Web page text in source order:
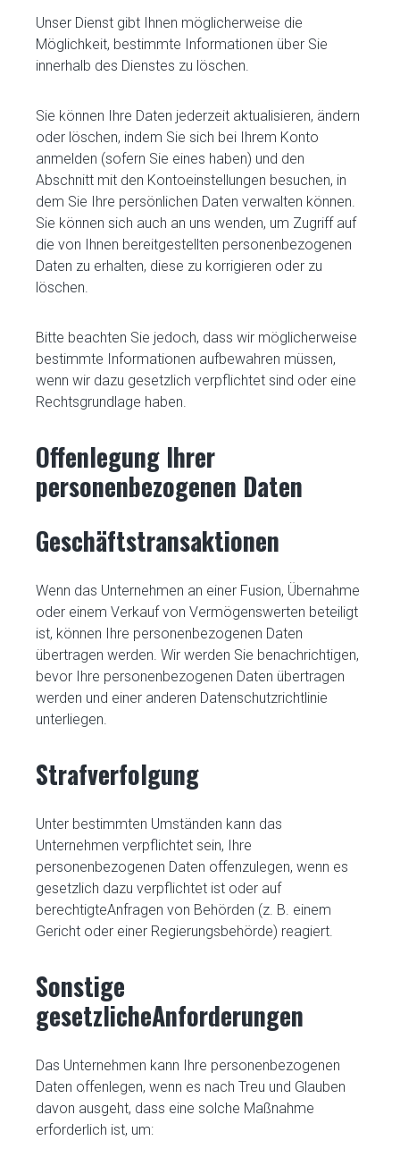
Unser Dienst gibt Ihnen möglicherweise die
Möglichkeit, bestimmte Informationen über Sie
innerhalb des Dienstes zu löschen.
Sie können Ihre Daten jederzeit aktualisieren, ändern
oder löschen, indem Sie sich bei Ihrem Konto
anmelden (sofern Sie eines haben) und den
Abschnitt mit den Kontoeinstellungen besuchen, in
dem Sie Ihre persönlichen Daten verwalten können.
Sie können sich auch an uns wenden, um Zugriff auf
die von Ihnen bereitgestellten personenbezogenen
Daten zu erhalten, diese zu korrigieren oder zu
löschen.
Bitte beachten Sie jedoch, dass wir möglicherweise
bestimmte Informationen aufbewahren müssen,
wenn wir dazu gesetzlich verpflichtet sind oder eine
Rechtsgrundlage haben.
Offenlegung Ihrer
personenbezogenen Daten
Geschäftstransaktionen
Wenn das Unternehmen an einer Fusion, Übernahme
oder einem Verkauf von Vermögenswerten beteiligt
ist, können Ihre personenbezogenen Daten
übertragen werden. Wir werden Sie benachrichtigen,
bevor Ihre personenbezogenen Daten übertragen
werden und einer anderen Datenschutzrichtlinie
unterliegen.
Strafverfolgung
Unter bestimmten Umständen kann das
Unternehmen verpflichtet sein, Ihre
personenbezogenen Daten offenzulegen, wenn es
gesetzlich dazu verpflichtet ist oder auf
berechtigteAnfragen von Behörden (z. B. einem
Gericht oder einer Regierungsbehörde) reagiert.
Sonstige
gesetzlicheAnforderungen
Das Unternehmen kann Ihre personenbezogenen
Daten offenlegen, wenn es nach Treu und Glauben
davon ausgeht, dass eine solche Maßnahme
erforderlich ist, um: